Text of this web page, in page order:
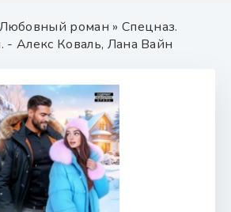
Любовный роман » Спецназ.
- Алекс Коваль, Лана Вайн